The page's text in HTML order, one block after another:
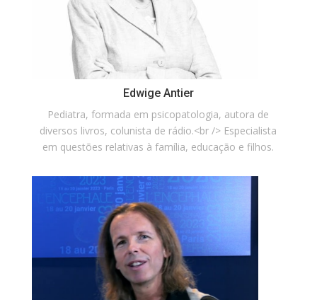
Edwige Antier
Pediatra, formada em psicopatologia, autora de
diversos livros, colunista de rádio.<br /> Especialista
em questões relativas à família, educação e filhos.